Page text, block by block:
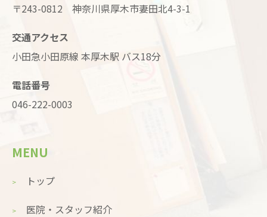
〒243-0812 神奈川県厚木市妻田北4-3-1
交通アクセス
小田急小田原線 本厚木駅 バス18分
電話番号
046-222-0003
MENU
トップ
医院・スタッフ紹介